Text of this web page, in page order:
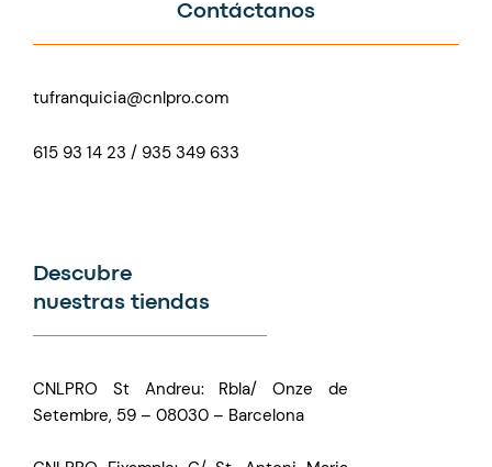
Contáctanos
tufranquicia@cnlpro.com
615 93 14 23 / 935 349 633
Descubre
nuestras tiendas
CNLPRO St Andreu: Rbla/ Onze de
Setembre, 59 – 08030 – Barcelona